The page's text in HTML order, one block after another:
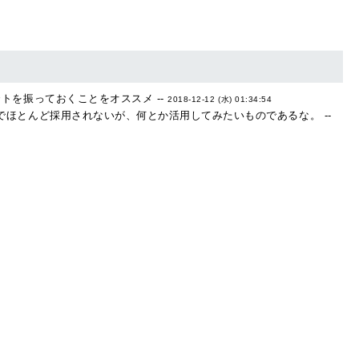
を振っておくことをオススメ --2018-12-12 (水) 01:34:54
とんど採用されないが、何とか活用してみたいものであるな。 --